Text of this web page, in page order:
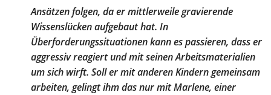
Ansätzen folgen, da er mittlerweile gravierende
Wissenslücken aufgebaut hat. In
Überforderungssituationen kann es passieren, dass er
aggressiv reagiert und mit seinen Arbeitsmaterialien
um sich wirft. Soll er mit anderen Kindern gemeinsam
arbeiten, gelingt ihm das nur mit Marlene, einer